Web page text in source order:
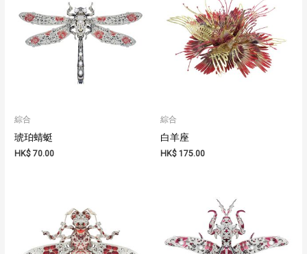
綜合
琥珀蜻蜓
HK$ 70.00
綜合
白羊座
HK$ 175.00